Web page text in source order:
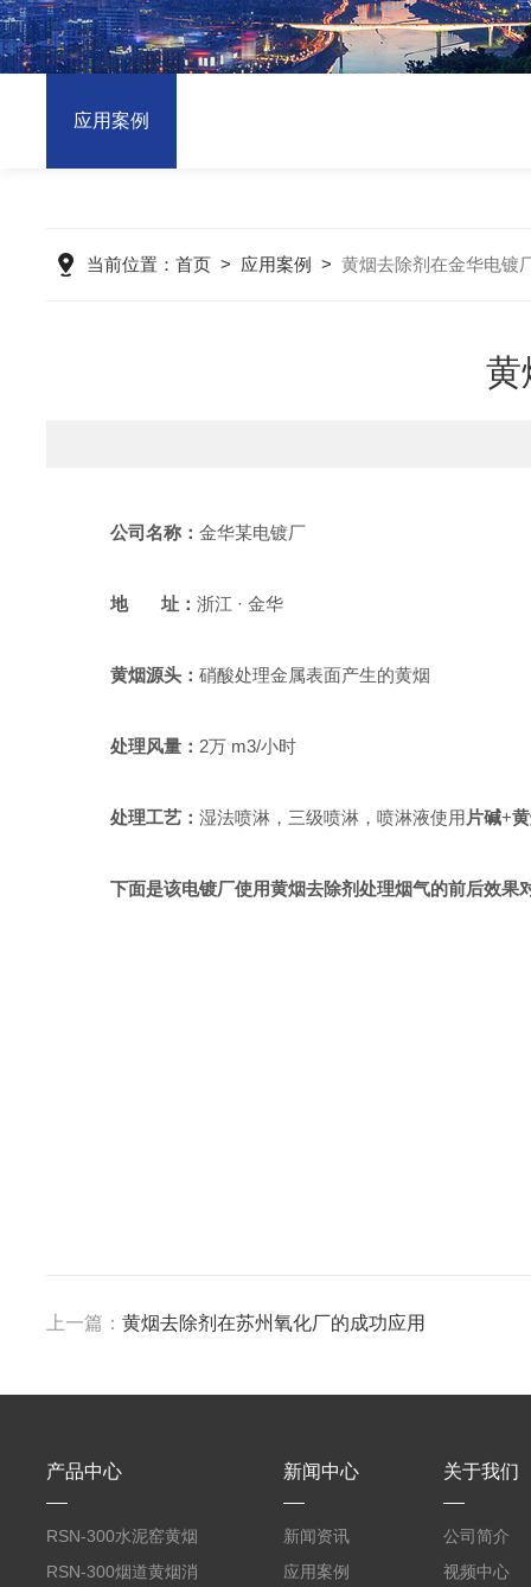
应用案例
当前位置： 首页 > 应用案例 > 黄烟去除剂在金华电镀
黄
公司名称 ： 金华某电镀厂
地 址： 浙江 · 金华
黄烟源头： 硝酸处理金属表面产生的黄烟
处理风量： 2万 m3/小时
处理工艺： 湿法喷淋，三级喷淋，喷淋液使用 片碱+
下面是该电镀厂使用黄烟去除剂处理烟气的前后效果
上一篇： 黄烟去除剂在苏州氧化厂的成功应用
产品中心
RSN-300水泥窑黄烟
消除剂
RSN-300烟道黄烟消
新闻中心
新闻资讯
应用案例
关于我们
公司简介
视频中心